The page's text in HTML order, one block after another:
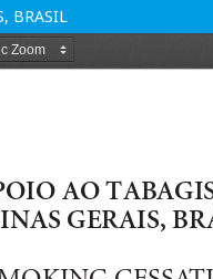
BRASIL